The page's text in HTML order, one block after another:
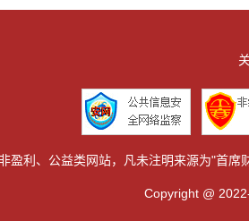
盈利、公益类网站，凡未注明来源为"首
Copyright @